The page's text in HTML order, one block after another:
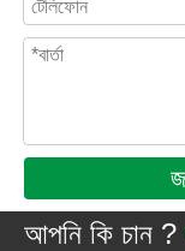
আপনি কি চান ?